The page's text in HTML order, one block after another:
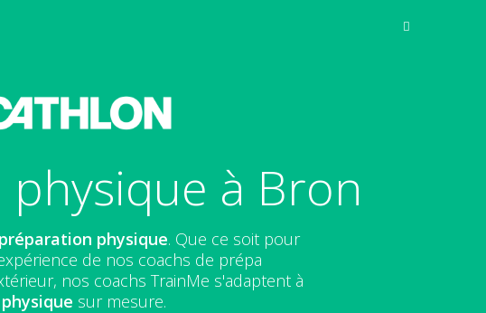
physique à Bron
préparation physique. Que ce soit pour
de nos coachs de prépa
nos coachs TrainMe s'adaptent à
sur mesure.